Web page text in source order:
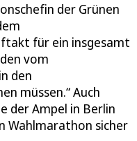
der Grünen
für ein insgesamt
vom
den
müssen.“ Auch
der Ampel in Berlin
Wahlmarathon sicher